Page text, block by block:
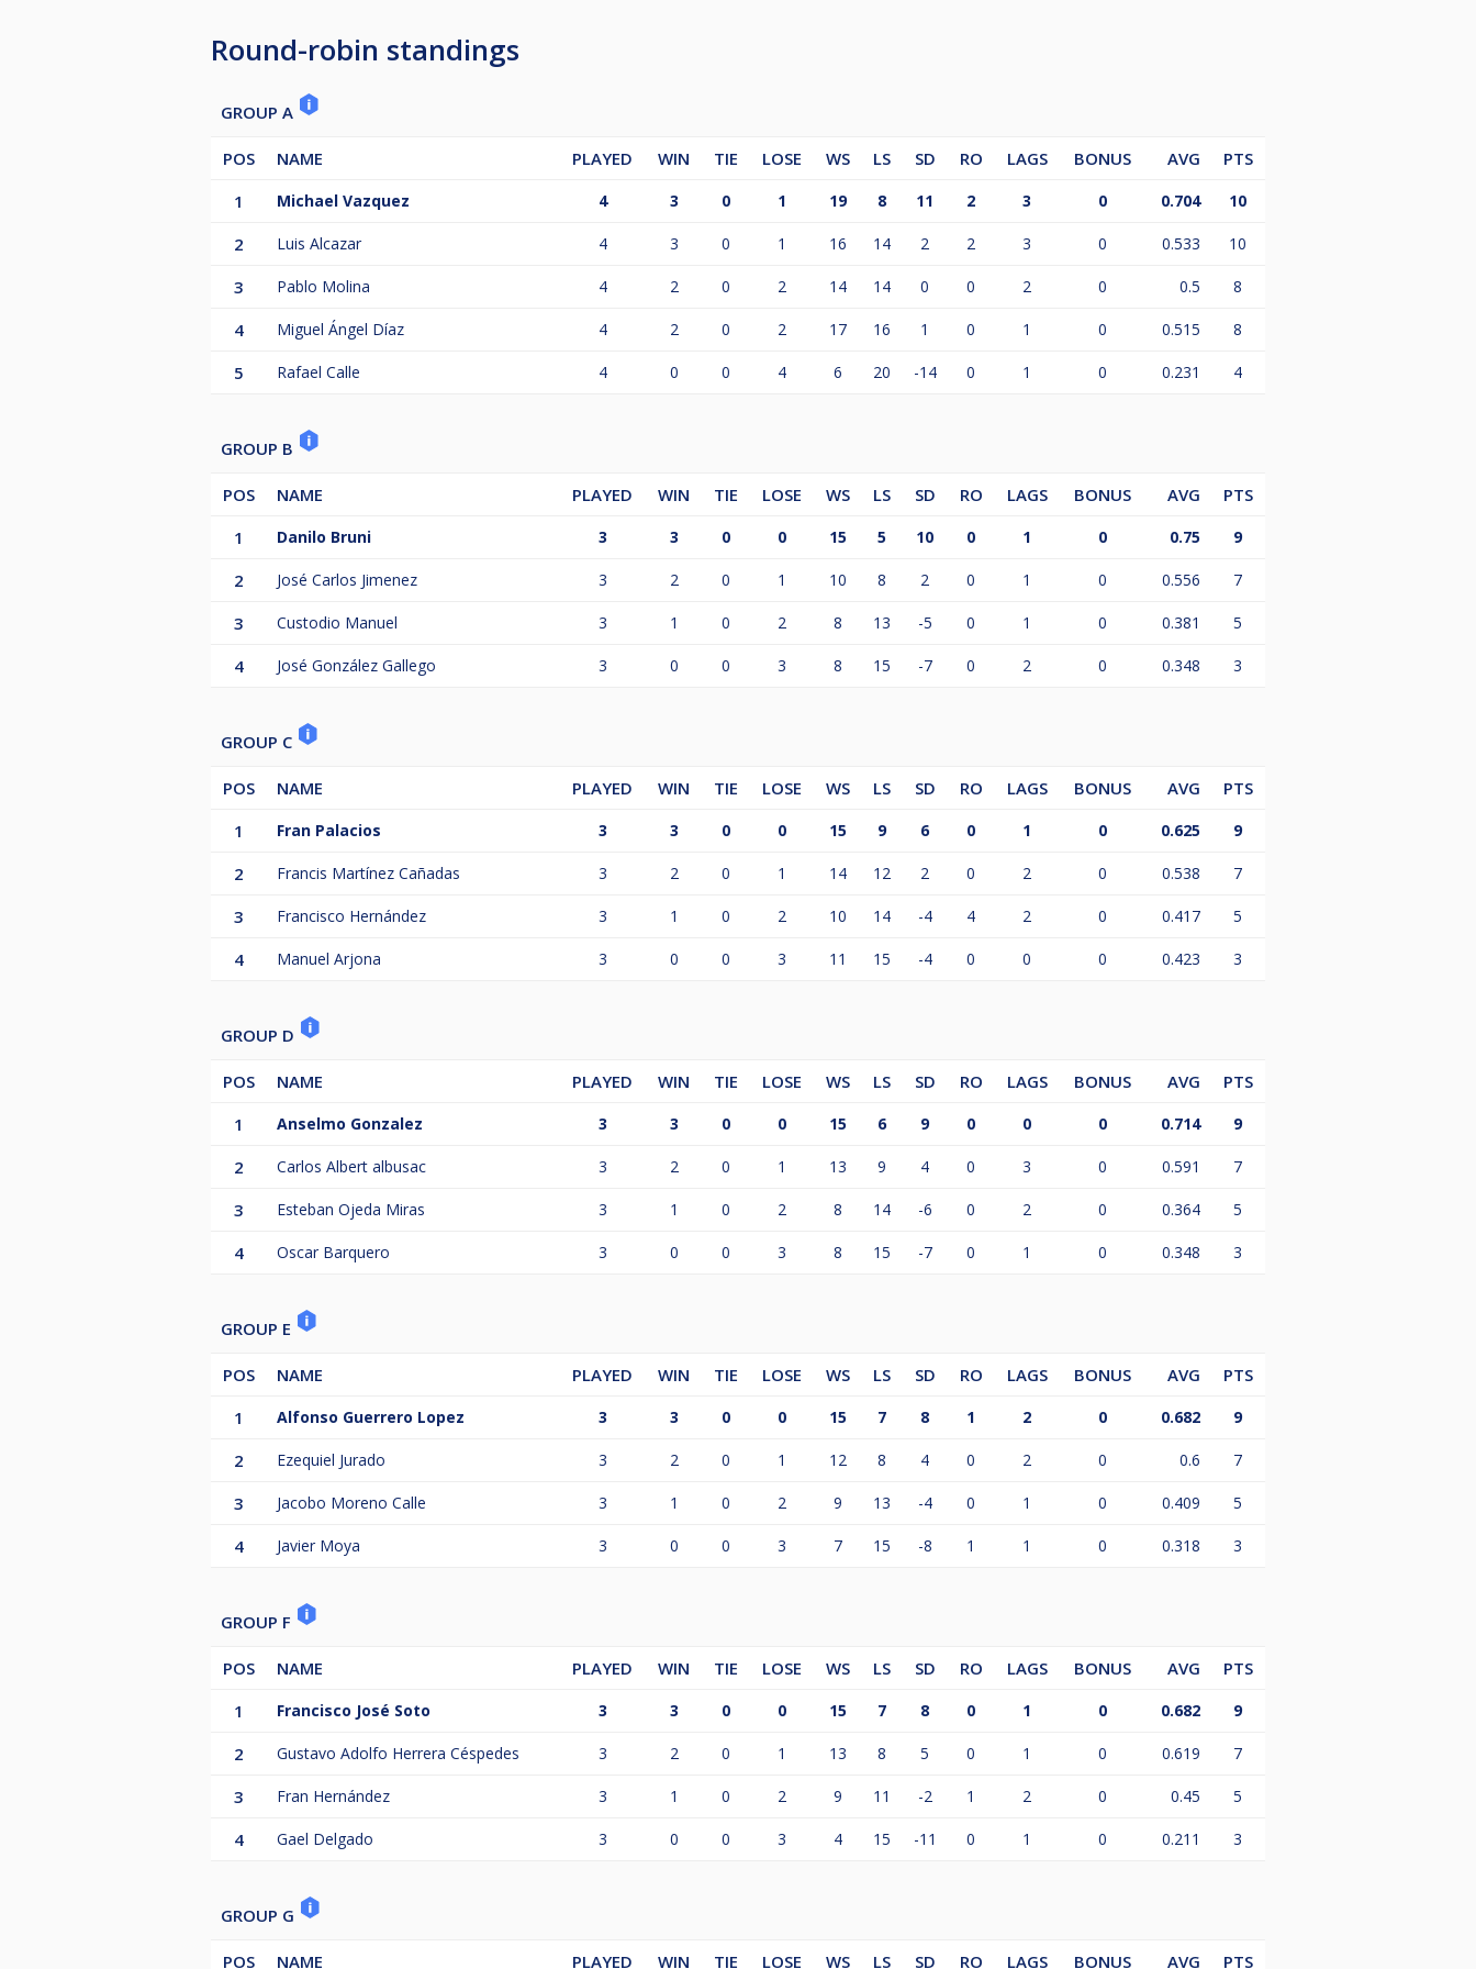
3. Puntuación del marco
4. Cara a cara
6. Partidas perdidas
Round-robin standings
GROUP A
POS NAME PLAYED WIN TIE LOSE WS LS SD RO LAGS BONUS AVG
PTS
1
Michael Vazquez 4 3 0 1 19 8 11 2 3 0 0.704 10
2 Luis Alcazar 4 3 0 1 16 14 2 2 3 0 0.533 10
3 Pablo Molina 4 2 0 2 14 14 0 0 2 0 0.5 8
4 Miguel Ángel Díaz 4 2 0 2 17 16 1 0 1 0 0.515 8
5 Rafael Calle 4 0 0 4 6 20 -14 0 1 0 0.231 4
GROUP B
POS NAME PLAYED WIN TIE LOSE WS LS SD RO LAGS BONUS AVG
PTS
1
Danilo Bruni 3 3 0 0 15 5 10 0 1 0 0.75 9
2 José Carlos Jimenez 3 2 0 1 10 8 2 0 1 0 0.556 7
3 Custodio Manuel 3 1 0 2 8 13 -5 0 1 0 0.381 5
4 José González Gallego 3 0 0 3 8 15 -7 0 2 0 0.348 3
GROUP C
POS NAME PLAYED WIN TIE LOSE WS LS SD RO LAGS BONUS AVG
PTS
1
Fran Palacios 3 3 0 0 15 9 6 0 1 0 0.625 9
2 Francis Martínez Cañadas 3 2 0 1 14 12 2 0 2 0 0.538 7
3 Francisco Hernández 3 1 0 2 10 14 -4 4 2 0 0.417 5
4 Manuel Arjona 3 0 0 3 11 15 -4 0 0 0 0.423 3
GROUP D
POS NAME PLAYED WIN TIE LOSE WS LS SD RO LAGS BONUS AVG
PTS
1
Anselmo Gonzalez 3 3 0 0 15 6 9 0 0 0 0.714 9
2 Carlos Albert albusac 3 2 0 1 13 9 4 0 3 0 0.591 7
3 Esteban Ojeda Miras 3 1 0 2 8 14 -6 0 2 0 0.364 5
4 Oscar Barquero 3 0 0 3 8 15 -7 0 1 0 0.348 3
GROUP E
POS NAME PLAYED WIN TIE LOSE WS LS SD RO LAGS BONUS AVG
PTS
1
Alfonso Guerrero Lopez 3 3 0 0 15 7 8 1 2 0 0.682 9
2 Ezequiel Jurado 3 2 0 1 12 8 4 0 2 0 0.6 7
3 Jacobo Moreno Calle 3 1 0 2 9 13 -4 0 1 0 0.409 5
4 Javier Moya 3 0 0 3 7 15 -8 1 1 0 0.318 3
GROUP F
POS NAME PLAYED WIN TIE LOSE WS LS SD RO LAGS BONUS AVG
PTS
1
Francisco José Soto 3 3 0 0 15 7 8 0 1 0 0.682 9
2 Gustavo Adolfo Herrera Céspedes 3 2 0 1 13 8 5 0 1 0 0.619 7
3 Fran Hernández 3 1 0 2 9 11 -2 1 2 0 0.45 5
4 Gael Delgado 3 0 0 3 4 15 -11 0 1 0 0.211 3
GROUP G
POS NAME PLAYED WIN TIE LOSE WS LS SD RO LAGS BONUS AVG PTS